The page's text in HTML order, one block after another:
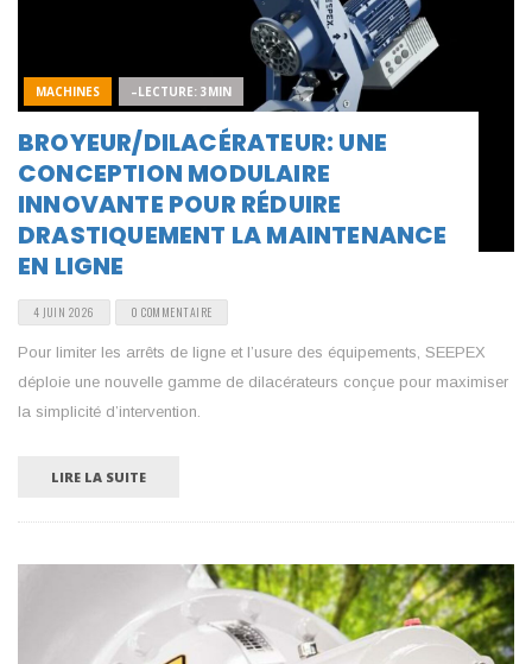
MACHINES –LECTURE: 3MIN
BROYEUR/DILACÉRATEUR: UNE
CONCEPTION MODULAIRE
INNOVANTE POUR RÉDUIRE
DRASTIQUEMENT LA MAINTENANCE
EN LIGNE
4 JUIN 2026 0 COMMENTAIRE
Pour limiter les arrêts de ligne et l’usure des équipements, SEEPEX
déploie une nouvelle gamme de dilacérateurs conçue pour maximiser
la simplicité d’intervention.
LIRE LA SUITE